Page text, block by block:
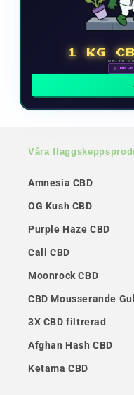
1 KG
Delta
🗓
Våra
Amnesia CBD
OG Kush CBD
Purple Haze CBD
Cali CBD
Moonrock CBD
CBD Mousserande Gul
3X CBD filtrerad
Afghan Hash CBD
Ketama CBD